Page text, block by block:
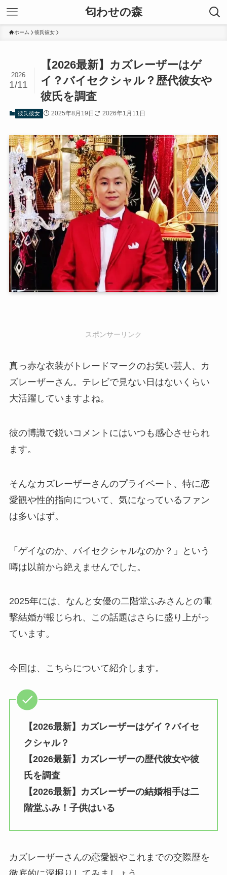
匂わせの森
ホーム 彼氏彼女
【2026最新】カズレーザーはゲ
イ？バイセクシャル？歴代彼女や
彼氏を調査
2026
1/11
彼氏彼女 2025年8月19日 2026年1月11日
スポンサーリンク
真っ赤な衣装がトレードマークのお笑い芸人、カ
ズレーザーさん。テレビで見ない日はないくらい
大活躍していますよね。
彼の博識で鋭いコメントにはいつも感心させられ
ます。
そんなカズレーザーさんのプライベート、特に恋
愛観や性的指向について、気になっているファン
は多いはず。
「ゲイなのか、バイセクシャルなのか？」という
噂は以前から絶えませんでした。
2025年には、なんと女優の二階堂ふみさんとの電
撃結婚が報じられ、この話題はさらに盛り上がっ
ています。
今回は、こちらについて紹介します。
【2026最新】カズレーザーはゲイ？バイセ
クシャル？
【2026最新】カズレーザーの歴代彼女や彼
氏を調査
【2026最新】カズレーザーの結婚相手は二
階堂ふみ！子供はいる
カズレーザーさんの恋愛観やこれまでの交際歴を